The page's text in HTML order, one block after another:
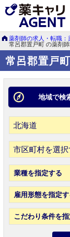
薬剤師の求人・転職：
常呂郡置戸町 の薬剤師
常呂郡置戸
地域で検
市区町村を選択
業種を指定する
雇用形態を指定す
こだわり条件を